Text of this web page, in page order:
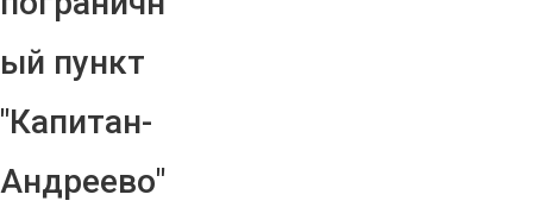
ый пункт
"Капитан-
Андреево"